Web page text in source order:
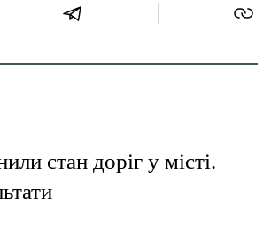
стан доріг у місті.